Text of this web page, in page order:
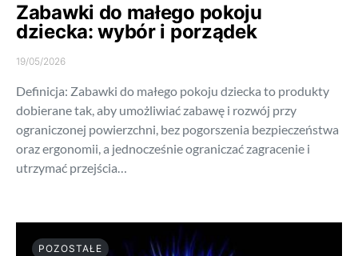
Zabawki do małego pokoju
dziecka: wybór i porządek
19/05/2026
Definicja: Zabawki do małego pokoju dziecka to produkty
dobierane tak, aby umożliwiać zabawę i rozwój przy
ograniczonej powierzchni, bez pogorszenia bezpieczeństwa
oraz ergonomii, a jednocześnie ograniczać zagracenie i
utrzymać przejścia…
POZOSTAŁE